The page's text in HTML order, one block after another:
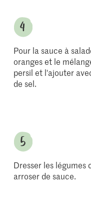
Pour la sauce à
oranges et le
persil et l'ajouter
de sel.
Dresser les
arroser de sauce.